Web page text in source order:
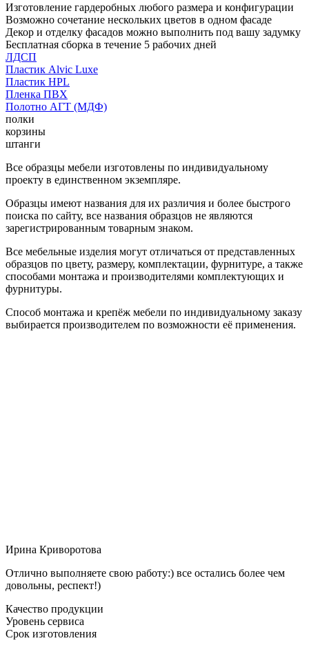
Изготовление гардеробных любого размера и конфигурации
Возможно сочетание нескольких цветов в одном фасаде
Декор и отделку фасадов можно выполнить под вашу задумку
Бесплатная сборка в течение 5 рабочих дней
ЛДСП
Пластик Alvic Luxe
Пластик HPL
Пленка ПВХ
Полотно АГТ (МДФ)
полки
корзины
штанги
Все образцы мебели изготовлены по индивидуальному
проекту в единственном экземпляре.
Образцы имеют названия для их различия и более быстрого
поиска по сайту, все названия образцов не являются
зарегистрированным товарным знаком.
Все мебельные изделия могут отличаться от представленных
образцов по цвету, размеру, комплектации, фурнитуре, а также
способами монтажа и производителями комплектующих и
фурнитуры.
Способ монтажа и крепёж мебели по индивидуальному заказу
выбирается производителем по возможности её применения.
Ирина Криворотова
Отлично выполняете свою работу:) все остались более чем
довольны, респект!)
Качество продукции
Уровень сервиса
Срок изготовления